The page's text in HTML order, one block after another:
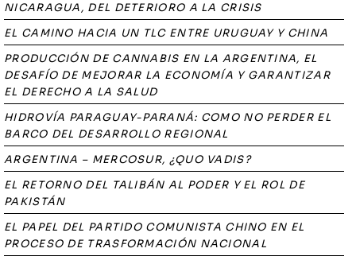
NICARAGUA, DEL DETERIORO A LA CRISIS
EL CAMINO HACIA UN TLC ENTRE URUGUAY Y CHINA
PRODUCCIÓN DE CANNABIS EN LA ARGENTINA, EL
DESAFÍO DE MEJORAR LA ECONOMÍA Y GARANTIZAR
EL DERECHO A LA SALUD
HIDROVÍA PARAGUAY-PARANÁ: COMO NO PERDER EL
BARCO DEL DESARROLLO REGIONAL
ARGENTINA – MERCOSUR, ¿QUO VADIS?
EL RETORNO DEL TALIBÁN AL PODER Y EL ROL DE
PAKISTÁN
EL PAPEL DEL PARTIDO COMUNISTA CHINO EN EL
PROCESO DE TRASFORMACIÓN NACIONAL